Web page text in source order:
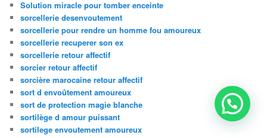
Solution miracle pour tomber enceinte
sorcellerie desenvoutement
sorcellerie pour rendre un homme fou amoureux
sorcellerie recuperer son ex
sorcellerie retour affectif
sorcier retour affectif
sorcière marocaine retour affectif
sort d envoûtement amoureux
sort de protection magie blanche
sortilège d amour puissant
sortilege envoutement amoureux